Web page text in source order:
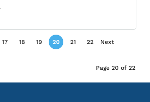
17 18 19 20 21 22 Next
Page 20 of 22